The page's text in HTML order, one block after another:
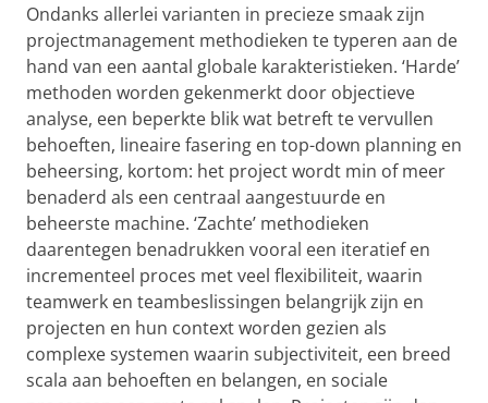
Ondanks allerlei varianten in precieze smaak zijn
projectmanagement methodieken te typeren aan de
hand van een aantal globale karakteristieken. ‘Harde’
methoden worden gekenmerkt door objectieve
analyse, een beperkte blik wat betreft te vervullen
behoeften, lineaire fasering en top-down planning en
beheersing, kortom: het project wordt min of meer
benaderd als een centraal aangestuurde en
beheerste machine. ‘Zachte’ methodieken
daarentegen benadrukken vooral een iteratief en
incrementeel proces met veel flexibiliteit, waarin
teamwerk en teambeslissingen belangrijk zijn en
projecten en hun context worden gezien als
complexe systemen waarin subjectiviteit, een breed
scala aan behoeften en belangen, en sociale